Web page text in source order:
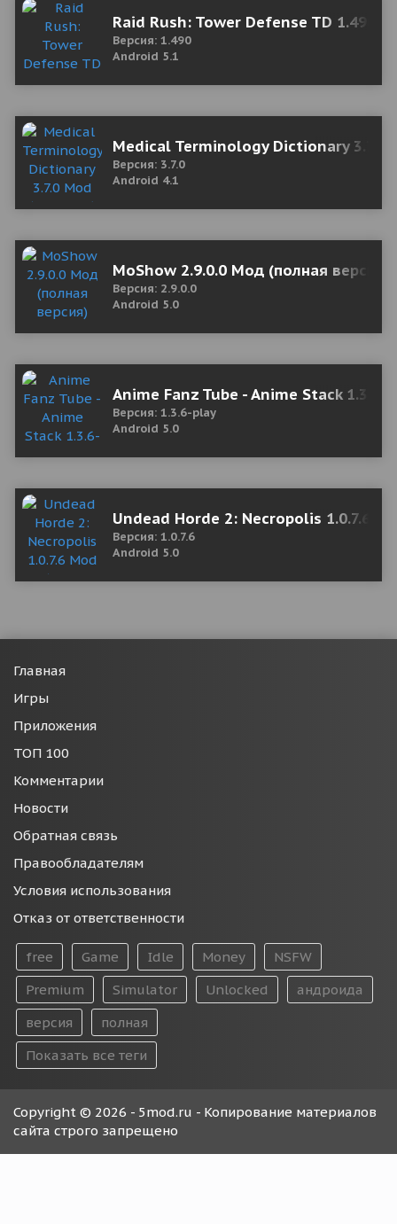
Raid Rush: Tower Defense TD 1.490
Версия: 1.490
Android 5.1
Medical Terminology Dictionary 3.7.0
Версия: 3.7.0
Android 4.1
MoShow 2.9.0.0 Мод (полная версия)
Версия: 2.9.0.0
Android 5.0
Anime Fanz Tube - Anime Stack
Версия: 1.3.6-play
Android 5.0
Undead Horde 2: Necropolis 1.0.7.6
Версия: 1.0.7.6
Android 5.0
Главная
Игры
Приложения
ТОП 100
Комментарии
Новости
Обратная связь
Правообладателям
Условия использования
Отказ от ответственности
free Game Idle Money
NSFW
Premium
Simulator Unlocked
андроида
версия
полная
Показать все теги
Copyright © 2026 - 5mod.ru - Копирование материалов
сайта строго запрещено